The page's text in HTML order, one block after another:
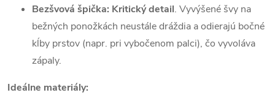
Bezšvová špička: Kritický detail. Vyvýšené švy na
bežných ponožkách neustále dráždia a odierajú bočné
kĺby prstov (napr. pri vybočenom palci), čo vyvoláva
zápaly.
Ideálne materiály: